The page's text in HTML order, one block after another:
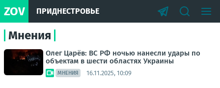
ZOV ПРИДНЕСТРОВЬЕ
Мнения
Олег Царёв: ВС РФ ночью нанесли удары по
объектам в шести областях Украины
МНЕНИЯ 16.11.2025, 10:09